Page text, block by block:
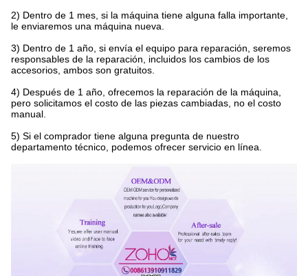
2) Dentro de 1 mes, si la máquina tiene alguna falla importante,
le enviaremos una máquina nueva.
3) Dentro de 1 año, si envía el equipo para reparación, seremos
responsables de la reparación, incluidos los cambios de los
accesorios, ambos son gratuitos.
4) Después de 1 año, ofrecemos la reparación de la máquina,
pero solicitamos el costo de las piezas cambiadas, no el costo
manual.
5) Si el comprador tiene alguna pregunta de nuestro
departamento técnico, podemos ofrecer servicio en línea.